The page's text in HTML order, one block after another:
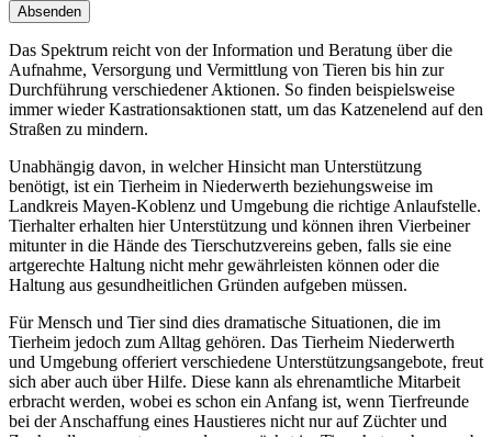
Absenden
Das Spektrum reicht von der Information und Beratung über die
Aufnahme, Versorgung und Vermittlung von Tieren bis hin zur
Durchführung verschiedener Aktionen. So finden beispielsweise
immer wieder Kastrationsaktionen statt, um das Katzenelend auf den
Straßen zu mindern.
Unabhängig davon, in welcher Hinsicht man Unterstützung
benötigt, ist ein Tierheim in Niederwerth beziehungsweise im
Landkreis Mayen-Koblenz und Umgebung die richtige Anlaufstelle.
Tierhalter erhalten hier Unterstützung und können ihren Vierbeiner
mitunter in die Hände des Tierschutzvereins geben, falls sie eine
artgerechte Haltung nicht mehr gewährleisten können oder die
Haltung aus gesundheitlichen Gründen aufgeben müssen.
Für Mensch und Tier sind dies dramatische Situationen, die im
Tierheim jedoch zum Alltag gehören. Das Tierheim Niederwerth
und Umgebung offeriert verschiedene Unterstützungsangebote, freut
sich aber auch über Hilfe. Diese kann als ehrenamtliche Mitarbeit
erbracht werden, wobei es schon ein Anfang ist, wenn Tierfreunde
bei der Anschaffung eines Haustieres nicht nur auf Züchter und